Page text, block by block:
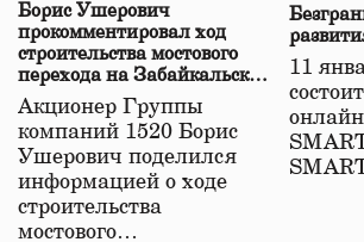
Борис Ушерович
прокомментировал ход
строительства мостового
перехода на Забайкальской
железной дороге
Акционер Группы
компаний 1520 Борис
Ушерович поделился
информацией о ходе
строительства
мостового…
11